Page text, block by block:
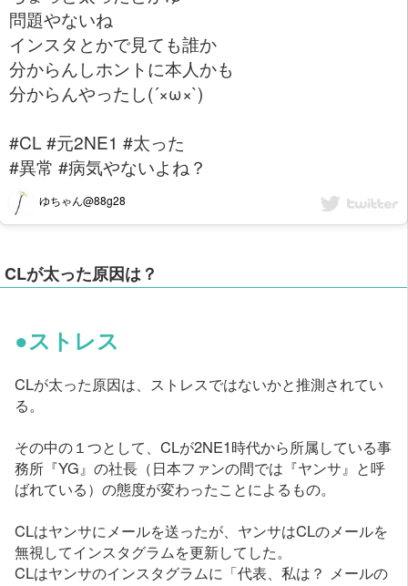
問題やないね
インスタとかで見ても誰か
分からんしホントに本人かも
分からんやったし(´×ω×`)
#CL #元2NE1 #太った
#異常 #病気やないよね？
ゆちゃん@88g28
CLが太った原因は？
●ストレス
CLが太った原因は、ストレスではないかと推測されてい
る。
その中の１つとして、CLが2NE1時代から所属している事
務所『YG』の社長（日本ファンの間では『ヤンサ』と呼
ばれている）の態度が変わったことによるもの。
CLはヤンサにメールを送ったが、ヤンサはCLのメールを
無視してインスタグラムを更新してした。
CLはヤンサのインスタグラムに「代表、私は？ メールの